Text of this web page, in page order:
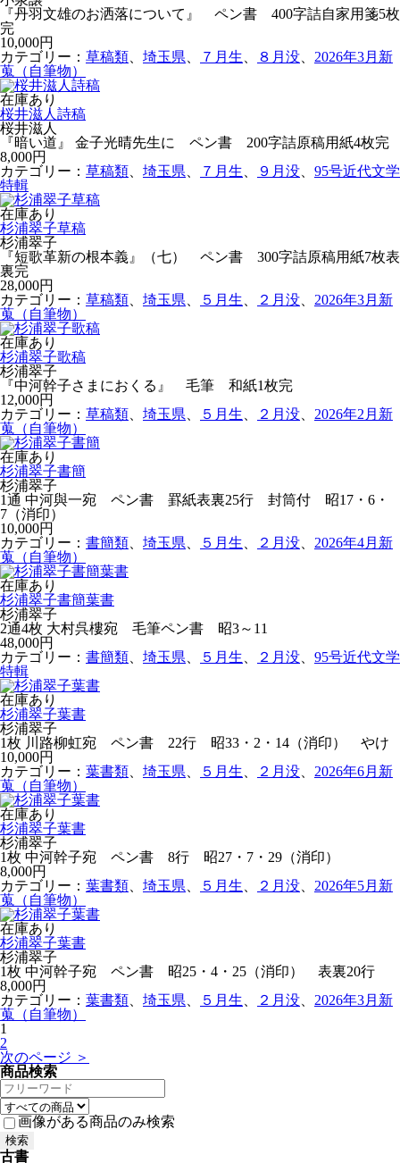
『丹羽文雄のお洒落について』 ペン書 400字詰自家用箋5枚
完
10,000円
カテゴリー： 草稿類 埼玉県 ７月生 ８月没
2026年3月新
蒐（自筆物）
在庫あり
桜井滋人詩稿
桜井滋人
『暗い道』 金子光晴先生に ペン書 200字詰原稿用紙4枚完
8,000円
カテゴリー： 草稿類 埼玉県 ７月生 ９月没
95号近代文学
特輯
在庫あり
杉浦翠子草稿
杉浦翠子
『短歌革新の根本義』（七） ペン書 300字詰原稿用紙7枚表
裏完
28,000円
カテゴリー： 草稿類 埼玉県 ５月生 ２月没
2026年3月新
蒐（自筆物）
在庫あり
杉浦翠子歌稿
杉浦翠子
『中河幹子さまにおくる』 毛筆 和紙1枚完
12,000円
カテゴリー： 草稿類 埼玉県 ５月生 ２月没
2026年2月新
蒐（自筆物）
在庫あり
杉浦翠子書簡
杉浦翠子
1通 中河與一宛 ペン書 罫紙表裏25行 封筒付 昭17・6・
7（消印）
10,000円
カテゴリー： 書簡類 埼玉県 ５月生 ２月没
2026年4月新
蒐（自筆物）
在庫あり
杉浦翠子書簡葉書
杉浦翠子
2通4枚 大村呉樓宛 毛筆ペン書 昭3～11
48,000円
カテゴリー： 書簡類 埼玉県 ５月生 ２月没
95号近代文学
特輯
在庫あり
杉浦翠子葉書
杉浦翠子
1枚 川路柳虹宛 ペン書 22行 昭33・2・14（消印） やけ
10,000円
カテゴリー： 葉書類 埼玉県 ５月生 ２月没
2026年6月新
蒐（自筆物）
在庫あり
杉浦翠子葉書
杉浦翠子
1枚 中河幹子宛 ペン書 8行 昭27・7・29（消印）
8,000円
カテゴリー： 葉書類 埼玉県 ５月生 ２月没
2026年5月新
蒐（自筆物）
在庫あり
杉浦翠子葉書
杉浦翠子
1枚 中河幹子宛 ペン書 昭25・4・25（消印） 表裏20行
8,000円
カテゴリー： 葉書類 埼玉県 ５月生 ２月没
2026年3月新
蒐（自筆物）
1
2
次のページ ＞
商品検索
画像がある商品のみ検索
古書